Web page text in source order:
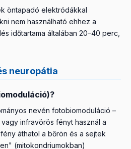
öntapadó elektródákkal
nem használható ehhez a
időtartama általában 20–40 perc,
neuropátia
nevén fotobiomoduláció –
infravörös fényt használ a
áthatol a bőrön és a sejtek
(mitokondriumokban)